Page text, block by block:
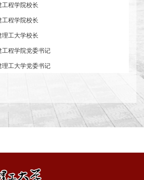
工程学院校长
工程学院校长
理工大学校长
工程学院党委书记
理工大学党委书记